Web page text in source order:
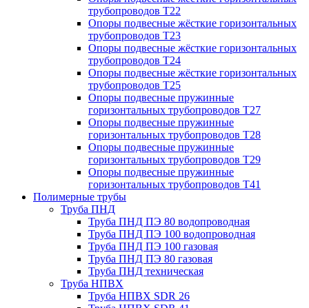
трубопроводов Т22
Опоры подвесные жёсткие горизонтальных
трубопроводов Т23
Опоры подвесные жёсткие горизонтальных
трубопроводов Т24
Опоры подвесные жёсткие горизонтальных
трубопроводов Т25
Опоры подвесные пружинные
горизонтальных трубопроводов Т27
Опоры подвесные пружинные
горизонтальных трубопроводов Т28
Опоры подвесные пружинные
горизонтальных трубопроводов Т29
Опоры подвесные пружинные
горизонтальных трубопроводов Т41
Полимерные трубы
Труба ПНД
Труба ПНД ПЭ 80 водопроводная
Труба ПНД ПЭ 100 водопроводная
Труба ПНД ПЭ 100 газовая
Труба ПНД ПЭ 80 газовая
Труба ПНД техническая
Труба НПВХ
Труба НПВХ SDR 26